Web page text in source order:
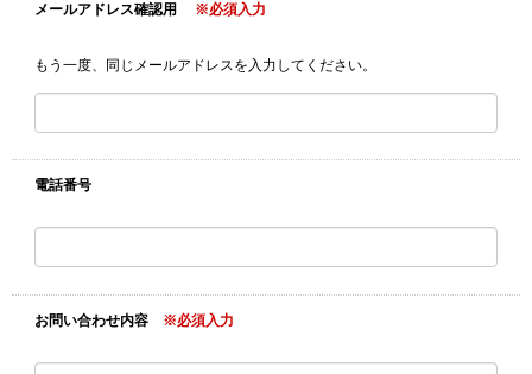
メールアドレス確認用 ※必須入力
もう一度、同じメールアドレスを入力してください。
電話番号
お問い合わせ内容 ※必須入力